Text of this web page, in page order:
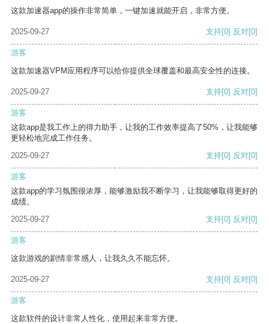
这款加速器app的操作非常简单，一键加速就能开启，非常方便。
2025-09-27 支持[0] 反对[0]
游客
这款加速器VPM应用程序可以给你提供全球覆盖和最高安全性的连接。
2025-09-27 支持[0] 反对[0]
游客
这款app是我工作上的得力助手，让我的工作效率提高了50%，让我能够
更轻松地完成工作任务。
2025-09-27
支持[0] 反对[0]
游客
这款app的学习氛围很浓厚，能够激励我不断学习，让我能够取得更好的
成绩。
2025-09-27
支持[0] 反对[0]
游客
这款游戏的剧情非常感人，让我久久不能忘怀。
2025-09-27 支持[0] 反对[0]
游客
这款软件的设计非常人性化，使用起来非常方便。